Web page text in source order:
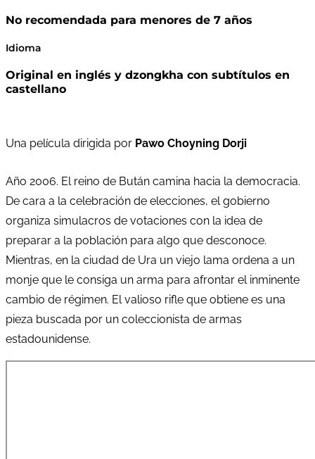
No recomendada para menores de 7 años
Idioma
Original en inglés y dzongkha con subtítulos en
castellano
Una película dirigida por Pawo Choyning Dorji
Año 2006. El reino de Bután camina hacia la democracia.
De cara a la celebración de elecciones, el gobierno
organiza simulacros de votaciones con la idea de
preparar a la población para algo que desconoce.
Mientras, en la ciudad de Ura un viejo lama ordena a un
monje que le consiga un arma para afrontar el inminente
cambio de régimen. El valioso rifle que obtiene es una
pieza buscada por un coleccionista de armas
estadounidense.